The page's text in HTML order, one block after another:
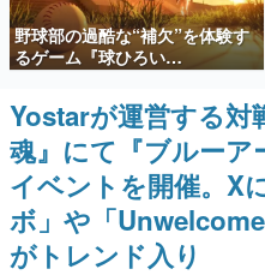
殿堂入り記事
SNS拡散数が数千
ど。多くの人々に読
事をまとめました。
ゲームの企画書
名作ゲームクリエイ
聞きし、ヒットす
きます。
この物語を解いて
の形をした短編ホラ
野球部の過酷な“補欠”を体験す
るゲーム『球ひろい
Simulator』が「1件」のウィッ
シュリストをもとにチェコ語に
対応しSNSで話題に。『キング
ダム・カム』開発元やチェコの
プロ野球選手から称賛の声
Yostarが運営する対
魂』にて『ブルー
イベントを開催。X
ボ」や「
がトレンド入り